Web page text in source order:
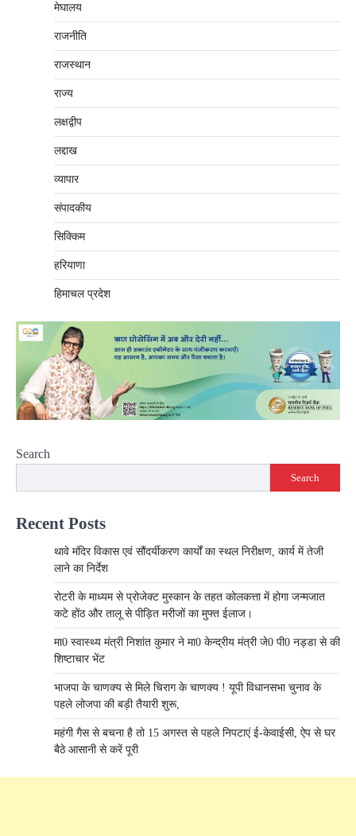
मेघालय
राजनीति
राजस्थान
राज्य
लक्षद्वीप
लद्दाख
व्यापार
संपादकीय
सिक्किम
हरियाणा
हिमाचल प्रदेश
Search
Search
Recent Posts
थावे मंदिर विकास एवं सौंदर्यीकरण कार्यों का स्थल निरीक्षण, कार्य में तेजी
लाने का निर्देश
रोटरी के माध्यम से प्रोजेक्ट मुस्कान के तहत कोलकत्ता में होगा जन्मजात
कटे होंठ और तालू से पीड़ित मरीजों का मुफ्त ईलाज।
मा0 स्वास्थ्य मंत्री निशांत कुमार ने मा0 केन्द्रीय मंत्री जे0 पी0 नड्डा से की
शिष्टाचार भेंट
भाजपा के चाणक्य से मिले चिराग के चाणक्य ! यूपी विधानसभा चुनाव के
पहले लोजपा की बड़ी तैयारी शुरू,
महंगी गैस से बचना है तो 15 अगस्त से पहले निपटाएं ई-केवाईसी, ऐप से घर
बैठे आसानी से करें पूरी